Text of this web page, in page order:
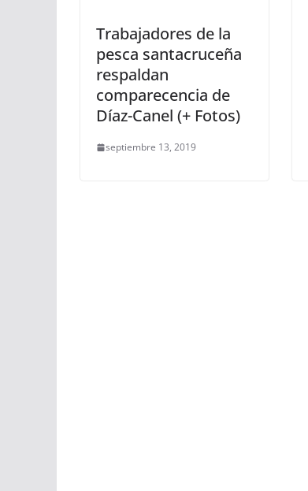
Trabajadores de la
pesca santacruceña
respaldan
comparecencia de
Díaz-Canel (+ Fotos)
septiembre 13, 2019